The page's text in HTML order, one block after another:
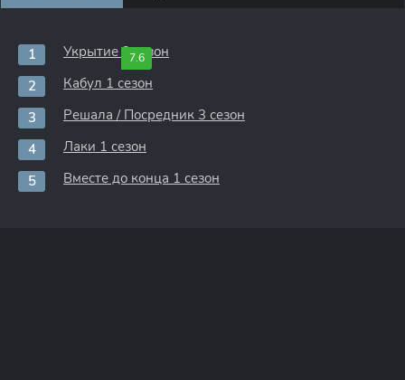
7.6
Укрытие 3 сезон
Кабул 1 сезон
Решала / Посредник 3 сезон
Лаки 1 сезон
Вместе до конца 1 сезон